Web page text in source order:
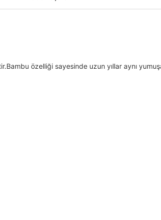
özelliği sayesinde uzun yıllar aynı